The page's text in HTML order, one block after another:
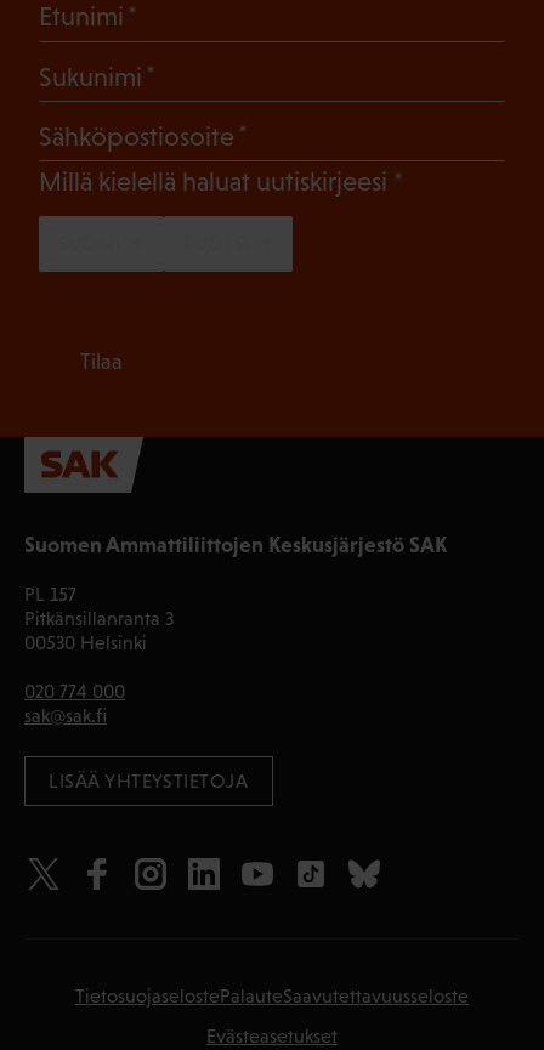
Suomen Ammattiliittojen Keskusjärjestö SAK
PL 157
Pitkänsillanranta 3
00530 Helsinki
020 774 000
sak@sak.fi
LISÄÄ YHTEYSTIETOJA
Etunimi
Sukunimi
Sähköpostiosoite
Millä kielellä haluat uutiskirjeesi (Pakollinen)
Tilaa
TietosuojaselostePalauteSaavutettavuusseloste
Evästeasetukset